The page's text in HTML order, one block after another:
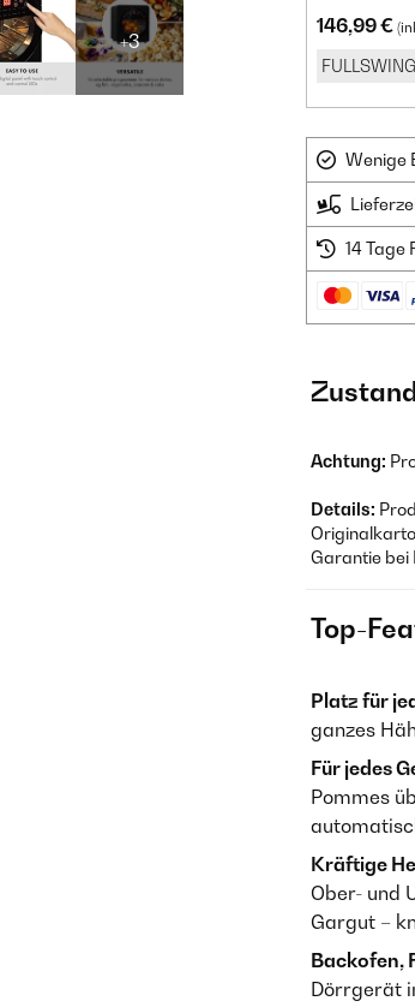
+3
146,99 €
Wenige
14 Tage
Achtung:
Details:
Garantie bei
Top-
Platz für
ganzes
Für jedes
Pommes
Kräftige
Ober- und
Gargut –
Backofen,
Dörrgerät